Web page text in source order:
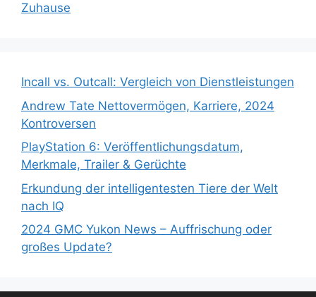
Zuhause
Incall vs. Outcall: Vergleich von Dienstleistungen
Andrew Tate Nettovermögen, Karriere, 2024
Kontroversen
PlayStation 6: Veröffentlichungsdatum,
Merkmale, Trailer & Gerüchte
Erkundung der intelligentesten Tiere der Welt
nach IQ
2024 GMC Yukon News – Auffrischung oder
großes Update?